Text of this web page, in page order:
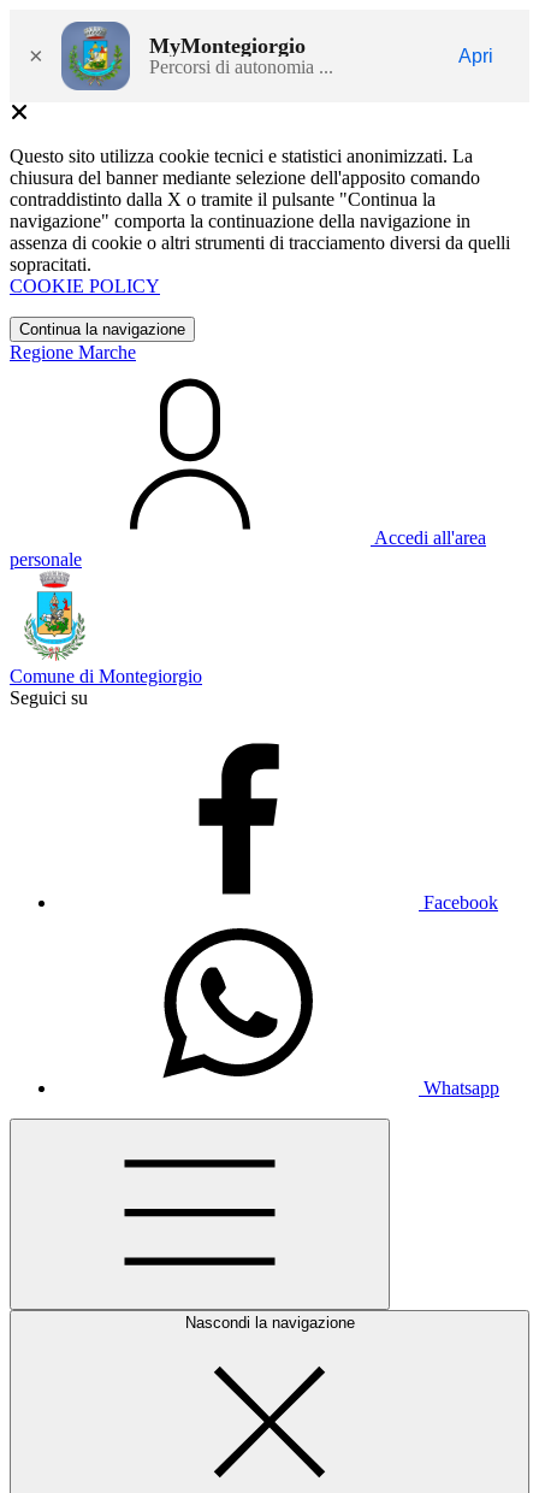
× MyMontegiorgio
Percorsi di autonomia ...
Apri
Questo sito utilizza cookie tecnici e statistici anonimizzati. La
chiusura del banner mediante selezione dell'apposito comando
contraddistinto dalla X o tramite il pulsante "Continua la
navigazione" comporta la continuazione della navigazione in
assenza di cookie o altri strumenti di tracciamento diversi da quelli
sopracitati.
COOKIE POLICY
Continua la navigazione
Regione Marche
Accedi all'area
personale
Comune di Montegiorgio
Seguici su
Facebook
Whatsapp
Nascondi la navigazione